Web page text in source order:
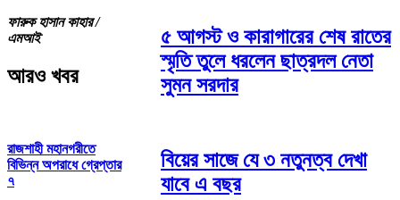
ফারুক হাসান কাহার /
এমআই
আরও খবর
রাজশাহী মহানগরীতে
বিভিন্ন অপরাধে গ্রেপ্তার
৭
৫ আগস্ট ও কারাগারের শেষ রাতের
স্মৃতি তুলে ধরলেন ছাত্রদল নেতা
সুমন সরদার
বিয়ের সাজে যে ৩ নতুনত্ব দেখা
যাবে এ বছর